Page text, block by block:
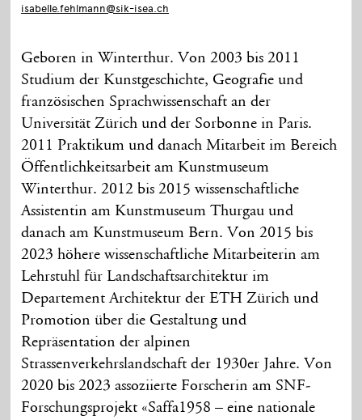
isabelle.fehlmann@sik-isea.ch
Geboren in Winterthur. Von 2003 bis 2011
Studium der Kunstgeschichte, Geografie und
französischen Sprachwissenschaft an der
Universität Zürich und der Sorbonne in Paris.
2011 Praktikum und danach Mitarbeit im Bereich
Öffentlichkeitsarbeit am Kunstmuseum
Winterthur. 2012 bis 2015 wissenschaftliche
Assistentin am Kunstmuseum Thurgau und
danach am Kunstmuseum Bern. Von 2015 bis
2023 höhere wissenschaftliche Mitarbeiterin am
Lehrstuhl für Landschaftsarchitektur im
Departement Architektur der ETH Zürich und
Promotion über die Gestaltung und
Repräsentation der alpinen
Strassenverkehrslandschaft der 1930er Jahre. Von
2020 bis 2023 assoziierte Forscherin am SNF-
Forschungsprojekt «Saffa1958 – eine nationale